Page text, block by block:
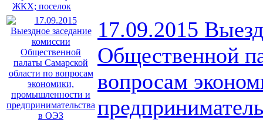
17.09.2015
Общественной
вопросам